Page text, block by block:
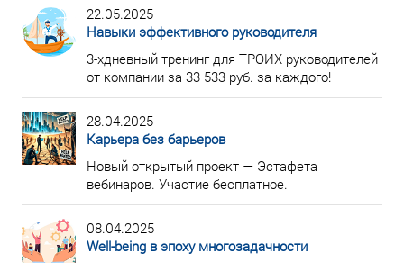
22.05.2025
Навыки эффективного руководителя
3-хдневный тренинг для ТРОИХ руководителей
от компании за 33 533 руб. за каждого!
28.04.2025
Карьера без барьеров
Новый открытый проект — Эстафета
вебинаров. Участие бесплатное.
08.04.2025
Well-being в эпоху многозадачности